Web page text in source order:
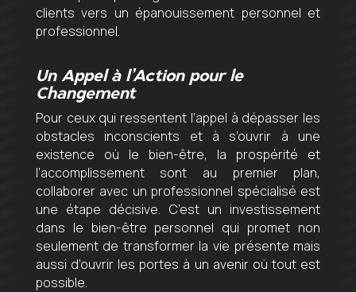
clients vers un épanouissement personnel et
professionnel.
Un Appel à l’Action pour le
Changement
Pour ceux qui ressentent l’appel à dépasser les
obstacles inconscients et à s’ouvrir à une
existence où le bien-être, la prospérité et
l’accomplissement sont au premier plan,
collaborer avec un professionnel spécialisé est
une étape décisive. C’est un investissement
dans le bien-être personnel qui promet non
seulement de transformer la vie présente mais
aussi d’ouvrir les portes à un avenir où tout est
possible.